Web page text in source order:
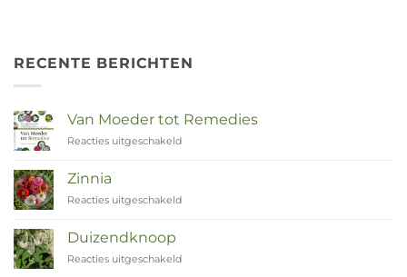
RECENTE BERICHTEN
Van Moeder tot Remedies
Reacties uitgeschakeld
Zinnia
Reacties uitgeschakeld
Duizendknoop
Reacties uitgeschakeld